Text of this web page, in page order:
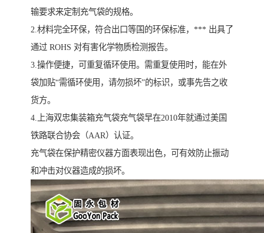
输要求来定制充气袋的规格。
2.材料完全环保，符合出口等国的环保标准，*** 出具了
通过 ROHS 对有害化学物质检测报告。
3.操作便捷，可重复循环使用。需重复使用时，能在外
袋加贴“需循环使用，请勿损坏”的标识，或事先告之收
货方。
4.上海双忠集装箱充气袋充气袋早在2010年就通过美国
铁路联合协会（AAR）认证。
充气袋在保护精密仪器方面表现出色，可有效防止振动
和冲击对仪器造成的损坏。